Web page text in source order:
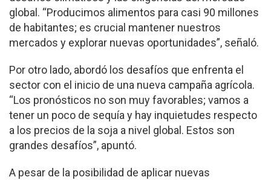
global. “Producimos alimentos para casi 90 millones
de habitantes; es crucial mantener nuestros
mercados y explorar nuevas oportunidades”, señaló.
Por otro lado, abordó los desafíos que enfrenta el
sector con el inicio de una nueva campaña agrícola.
“Los pronósticos no son muy favorables; vamos a
tener un poco de sequía y hay inquietudes respecto
a los precios de la soja a nivel global. Estos son
grandes desafíos”, apuntó.
A pesar de la posibilidad de aplicar nuevas